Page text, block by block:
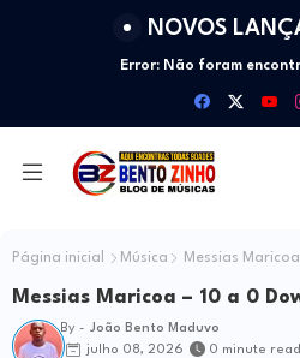
NOVOS
Error: Não foram
Página inicial Música Messias
Messias Maricoa – 10 a 0
By - João Bento Maduvo
julho 08, 2026
0 minute read